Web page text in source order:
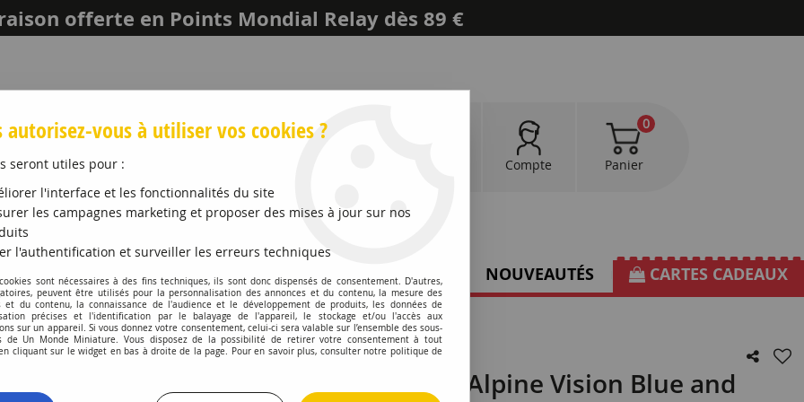
offerte en Points Mondial Relay dès 89 €
Compte
0
Panier
MAQUETTES ET ACCESSOIRES PROMOTIONS NOUVEAUTÉS CARTES CADEAUX
GTS 2026 Alpine Vision Blue and Black
NOREV
Alpine A390 GTS 2026 Alpine Vision Blue and
autorisez-vous à utiliser vos cookies ?
seront utiles pour :
l'interface et les fonctionnalités du site
les campagnes marketing et proposer des mises à jour sur nos
l'authentification et surveiller les erreurs techniques
sont nécessaires à des fins techniques, ils sont donc dispensés de consentement. D'autres,
peuvent être utilisés pour la personnalisation des annonces et du contenu, la mesure des
et du contenu, la connaissance de l'audience et le développement de produits, les données de
précises et l'identification par le balayage de l'appareil, le stockage et/ou l'accès aux
sur un appareil. Si vous donnez votre consentement, celui-ci sera valable sur l’ensemble des sous-
de Un Monde Miniature. Vous disposez de la possibilité de retirer votre consentement à tout
cliquant sur le widget en bas à droite de la page. Pour en savoir plus, consulter notre politique de